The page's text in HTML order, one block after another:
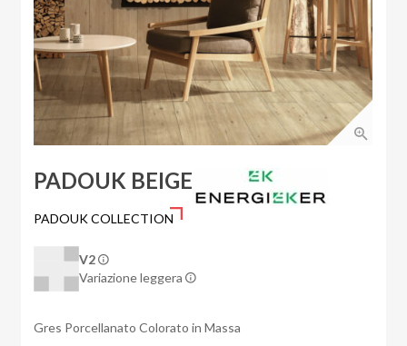
PADOUK BEIGE
PADOUK COLLECTION
V2
Variazione leggera
Gres Porcellanato Colorato in Massa